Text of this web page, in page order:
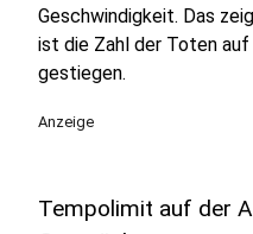
Geschwindigkeit. Das
ist die Zahl der Toten
gestiegen.
Anzeige
Tempolimit auf der